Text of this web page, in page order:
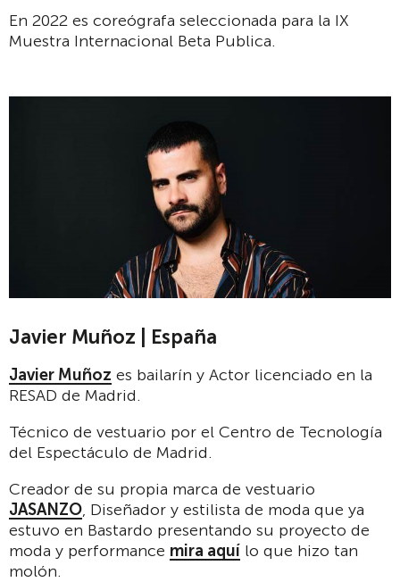
En 2022 es coreógrafa seleccionada para la IX
Muestra Internacional Beta Publica.
Javier Muñoz | España
Javier Muñoz es bailarín y Actor licenciado en la
RESAD de Madrid.
Técnico de vestuario por el Centro de Tecnología
del Espectáculo de Madrid.
Creador de su propia marca de vestuario
JASANZO, Diseñador y estilista de moda que ya
estuvo en Bastardo presentando su proyecto de
moda y performance mira aquí lo que hizo tan
molón.